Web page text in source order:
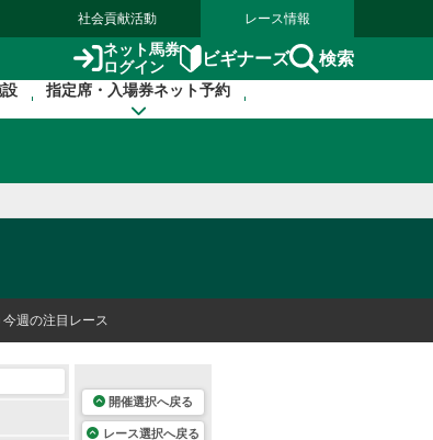
社会貢献活動 レース情報
ネット馬券
ログイン
ビギナーズ 検索
指定席・入場券ネット予約
今週の注目レース
開催選択へ戻る
レース選択へ戻る